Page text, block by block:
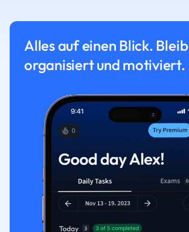
Alles auf einen Blick. Bleib
organisiert und motiviert.